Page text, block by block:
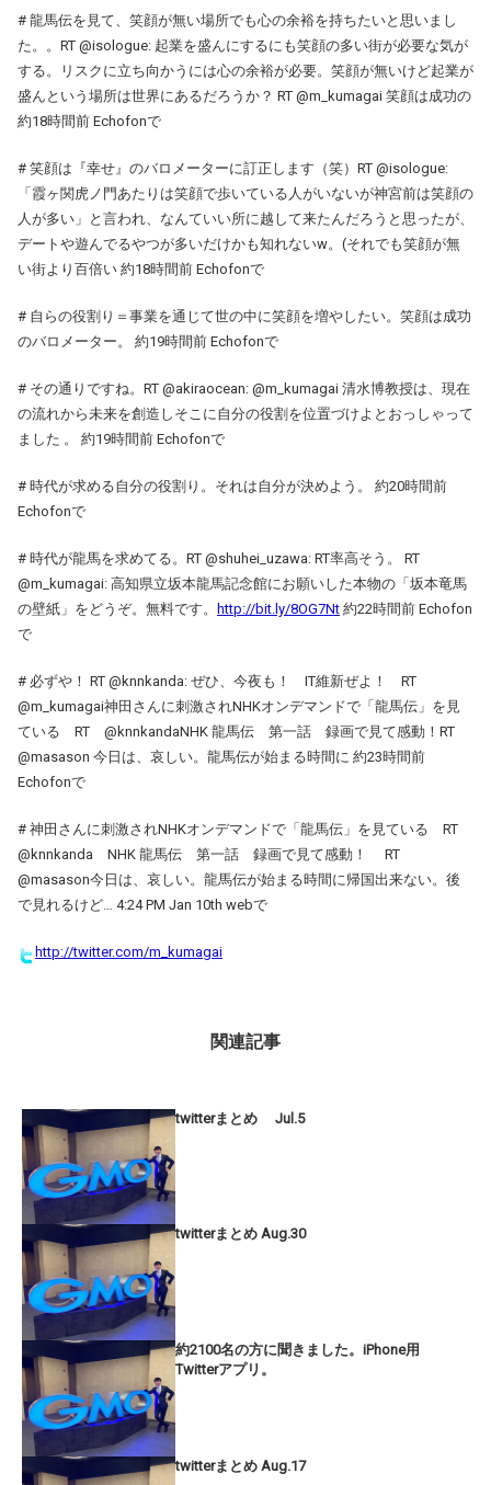
# 龍馬伝を見て、笑顔が無い場所でも心の余裕を持ちたいと思いまし
た。。RT @isologue: 起業を盛んにするにも笑顔の多い街が必要な気が
する。リスクに立ち向かうには心の余裕が必要。笑顔が無いけど起業が
盛んという場所は世界にあるだろうか？ RT @m_kumagai 笑顔は成功の
約18時間前 Echofonで
# 笑顔は『幸せ』のバロメーターに訂正します（笑）RT @isologue:
「霞ヶ関虎ノ門あたりは笑顔で歩いている人がいないが神宮前は笑顔の
人が多い」と言われ、なんていい所に越して来たんだろうと思ったが、
デートや遊んでるやつが多いだけかも知れないw。(それでも笑顔が無
い街より百倍い 約18時間前 Echofonで
# 自らの役割り＝事業を通じて世の中に笑顔を増やしたい。笑顔は成功
のバロメーター。 約19時間前 Echofonで
# その通りですね。RT @akiraocean: @m_kumagai 清水博教授は、現在
の流れから未来を創造しそこに自分の役割を位置づけよとおっしゃって
ました 。 約19時間前 Echofonで
# 時代が求める自分の役割り。それは自分が決めよう。 約20時間前
Echofonで
# 時代が龍馬を求めてる。RT @shuhei_uzawa: RT率高そう。 RT
@m_kumagai: 高知県立坂本龍馬記念館にお願いした本物の「坂本竜馬
の壁紙」をどうぞ。無料です。
http://bit.ly/8OG7Nt 約22時間前 Echofon
で
# 必ずや！ RT @knnkanda: ぜひ、今夜も！ IT維新ぜよ！ RT
@m_kumagai神田さんに刺激されNHKオンデマンドで「龍馬伝」を見
ている RT @knnkandaNHK 龍馬伝 第一話 録画で見て感動！RT
@masason 今日は、哀しい。龍馬伝が始まる時間に 約23時間前
Echofonで
# 神田さんに刺激されNHKオンデマンドで「龍馬伝」を見ている RT
@knnkanda NHK 龍馬伝 第一話 録画で見て感動！ RT
@masason今日は、哀しい。龍馬伝が始まる時間に帰国出来ない。後
で見れるけど… 4:24 PM Jan 10th webで
http://twitter.com/m_kumagai
関連記事
twitterまとめ Jul.5
twitterまとめ Aug.30
約2100名の方に聞きました。iPhone用
Twitterアプリ。
twitterまとめ Aug.17